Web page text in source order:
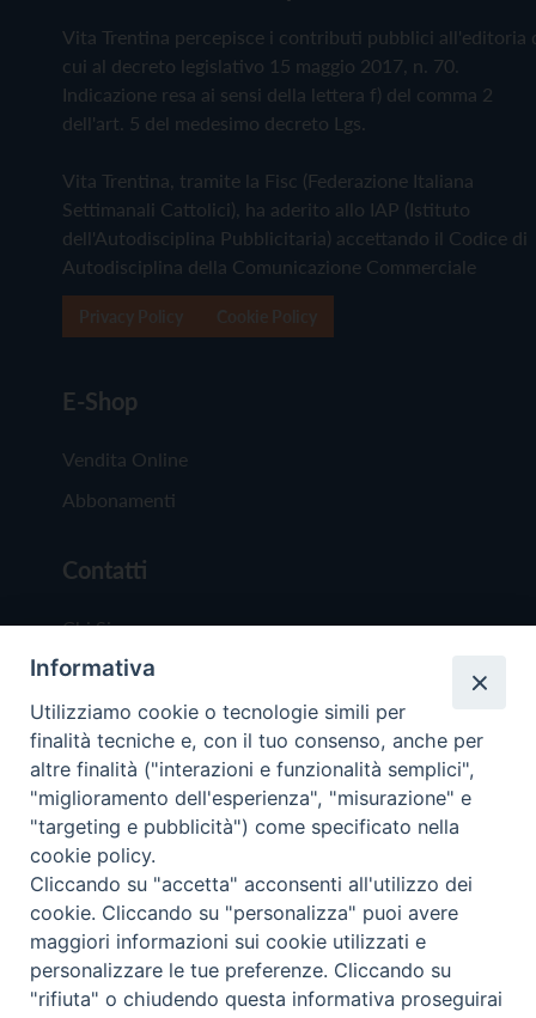
Vita Trentina percepisce i contributi pubblici all'editoria
cui al decreto legislativo 15 maggio 2017, n. 70.
Indicazione resa ai sensi della lettera f) del comma 2
dell'art. 5 del medesimo decreto Lgs.
Vita Trentina, tramite la Fisc (Federazione Italiana
Settimanali Cattolici), ha aderito allo IAP (Istituto
dell'Autodisciplina Pubblicitaria) accettando il Codice di
Autodisciplina della Comunicazione Commerciale
E-Shop
Vendita Online
Abbonamenti
Contatti
Chi Siamo
Redazione
Scrivici
Copyright © 2019 - Tutti i diritti riservati - Vita
Trentina Editrice
Privacy Policy
Torna
Informativa
Utilizziamo cookie o tecnologie simili per
finalità tecniche e, con il tuo consenso, anche per
altre finalità ("interazioni e funzionalità semplici",
"miglioramento dell'esperienza", "misurazione" e
"targeting e pubblicità") come specificato nella
cookie policy.
Cliccando su "accetta" acconsenti all'utilizzo dei
cookie. Cliccando su "personalizza" puoi avere
maggiori informazioni sui cookie utilizzati e
personalizzare le tue preferenze. Cliccando su
"rifiuta" o chiudendo questa informativa proseguirai